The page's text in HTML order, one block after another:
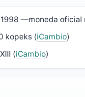
1998 —moneda oficial
kopeks (iCambio)
(iCambio)